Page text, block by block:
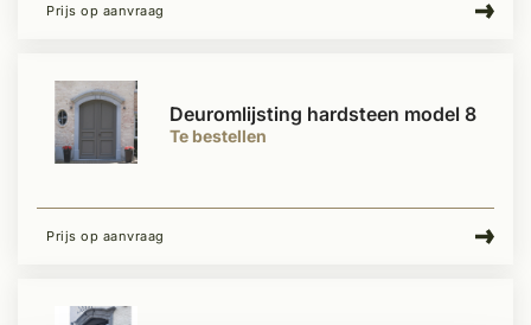
Prijs op aanvraag
Te bestellen
Deuromlijsting hardsteen model 8
Prijs op aanvraag